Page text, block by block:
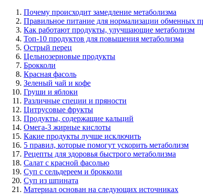
Почему происходит замедление метаболизма
Правильное питание для нормализации обменных
Как работают продукты, улучшающие метаболизм
Топ-10 продуктов для повышения метаболизма
Острый перец
Цельнозерновые продукты
Брокколи
Красная фасоль
Зеленый чай и кофе
Груши и яблоки
Различные специи и пряности
Цитрусовые фрукты
Продукты, содержащие кальций
Омега-3 жирные кислоты
Какие продукты лучше исключить
5 правил, которые помогут ускорить метаболизм
Рецепты для здоровья быстрого метаболизма
Салат с красной фасолью
Суп с сельдереем и брокколи
Суп из шпината
Материал основан на следующих источниках